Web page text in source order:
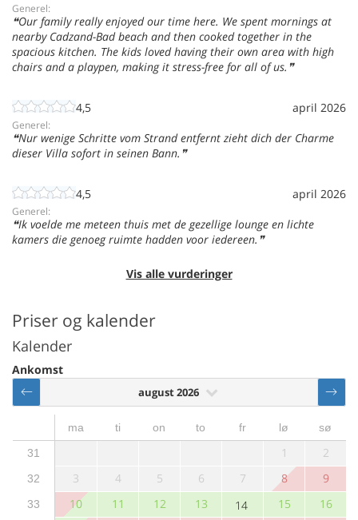
Generel:
Our family really enjoyed our time here. We spent mornings at
nearby Cadzand-Bad beach and then cooked together in the
spacious kitchen. The kids loved having their own area with high
chairs and a playpen, making it stress-free for all of us.
4,5 april 2026
Generel:
Nur wenige Schritte vom Strand entfernt zieht dich der Charme
dieser Villa sofort in seinen Bann.
4,5 april 2026
Generel:
Ik voelde me meteen thuis met de gezellige lounge en lichte
kamers die genoeg ruimte hadden voor iedereen.
Vis alle vurderinger
Priser og kalender
Kalender
Ankomst
august 2026
ma ti on to fr lø
sø
31
1 2
32 3 4 5 6 7 8 9
33 10 11 12 13 14 15 16